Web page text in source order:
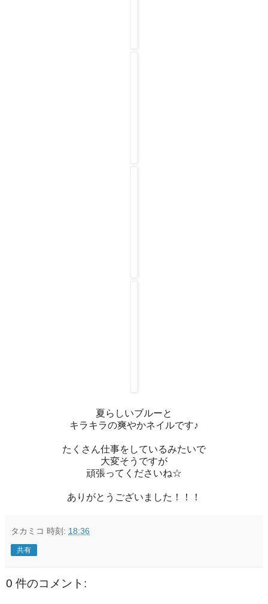
夏らしいブルーと
キラキラの爽やかネイルです♪
たくさん仕事をしているみたいで
大変そうですが
頑張ってくださいね☆
ありがとうございました！！！
タカミコ 時刻: 18:36
共有
0 件のコメント: